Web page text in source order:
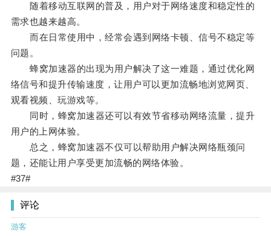
随着移动互联网的普及，用户对于网络速度和稳定性的
需求也越来越高。
而在日常使用中，经常会遇到网络卡顿、信号不稳定等
问题。
蜂窝加速器的出现为用户解决了这一难题，通过优化网
络信号和提升传输速度，让用户可以更加流畅地浏览网页、
观看视频、玩游戏等。
同时，蜂窝加速器还可以有效节省移动网络流量，提升
用户的上网体验。
总之，蜂窝加速器不仅可以帮助用户解决网络瓶颈问
题，还能让用户享受更加流畅的网络体验。
#37#
评论
游客